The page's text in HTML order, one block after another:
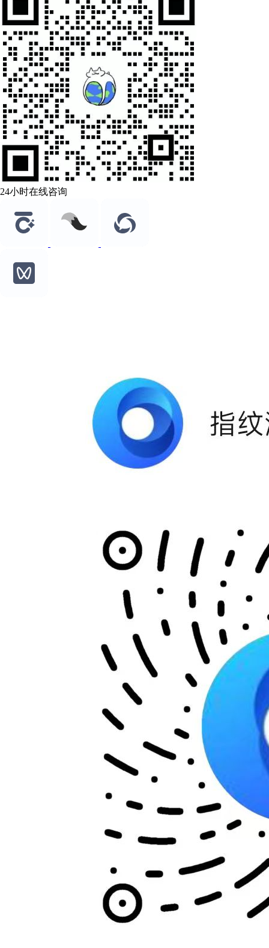
24小时在线咨询